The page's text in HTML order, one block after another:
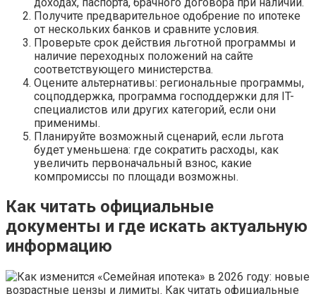
Получите предварительное одобрение по ипотеке
от нескольких банков и сравните условия.
Проверьте срок действия льготной программы и
наличие переходных положений на сайте
соответствующего министерства.
Оцените альтернативы: региональные программы,
соцподдержка, программа господдержки для IT-
специалистов или других категорий, если они
применимы.
Планируйте возможный сценарий, если льгота
будет уменьшена: где сократить расходы, как
увеличить первоначальный взнос, какие
компромиссы по площади возможны.
Как читать официальные
документы и где искать актуальную
информацию